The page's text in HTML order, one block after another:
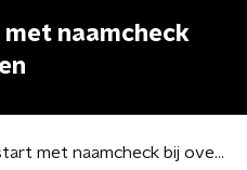
naamcheck
Rabobank start met naamcheck bij overboekingen